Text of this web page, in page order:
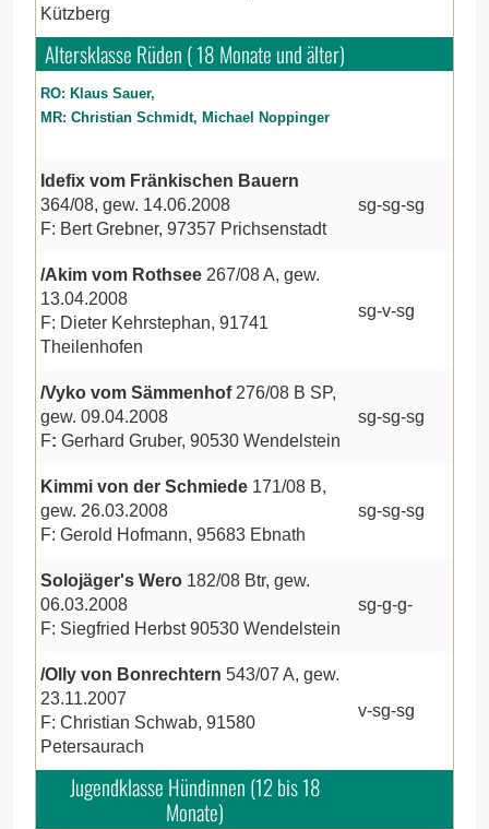
Kützberg
Altersklasse Rüden ( 18 Monate und älter)
RO: Klaus Sauer,
MR: Christian Schmidt, Michael Noppinger
Idefix vom Fränkischen Bauern
364/08, gew. 14.06.2008
F: Bert Grebner, 97357 Prichsenstadt
sg-sg-sg
/Akim vom Rothsee 267/08 A, gew.
13.04.2008
F: Dieter Kehrstephan, 91741
Theilenhofen
sg-v-sg
/Vyko vom Sämmenhof 276/08 B SP,
gew. 09.04.2008
F: Gerhard Gruber, 90530 Wendelstein
sg-sg-sg
Kimmi von der Schmiede 171/08 B,
gew. 26.03.2008
F: Gerold Hofmann, 95683 Ebnath
sg-sg-sg
Solojäger's Wero 182/08 Btr, gew.
06.03.2008
F: Siegfried Herbst 90530 Wendelstein
sg-g-g-
/Olly von Bonrechtern 543/07 A, gew.
23.11.2007
F: Christian Schwab, 91580
Petersaurach
v-sg-sg
Jugendklasse Hündinnen (12 bis 18
Monate)